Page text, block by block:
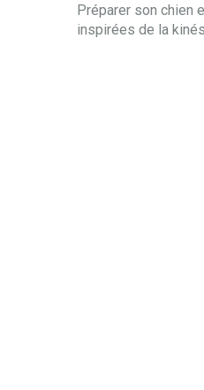
Préparer son chien
inspirées de la